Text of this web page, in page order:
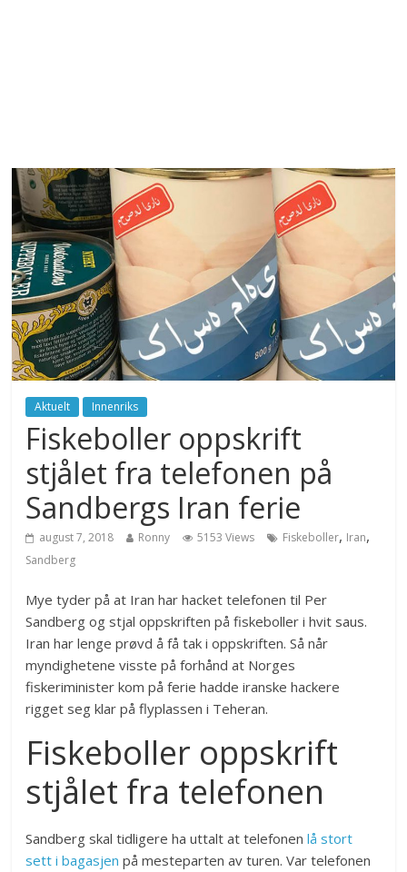
Aktuelt Innenriks
Fiskeboller oppskrift
stjålet fra telefonen på
Sandbergs Iran ferie
august 7, 2018 Ronny 5153 Views Fiskeboller, Iran,
Sandberg
Mye tyder på at Iran har hacket telefonen til Per
Sandberg og stjal oppskriften på fiskeboller i hvit saus.
Iran har lenge prøvd å få tak i oppskriften. Så når
myndighetene visste på forhånd at Norges
fiskeriminister kom på ferie hadde iranske hackere
rigget seg klar på flyplassen i Teheran.
Fiskeboller oppskrift
stjålet fra telefonen
Sandberg skal tidligere ha uttalt at telefonenlå stort
sett i bagasjen på mesteparten av turen. Var telefonen